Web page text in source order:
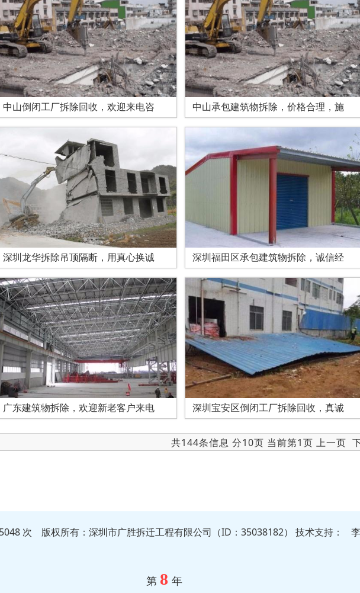
中山倒闭工厂拆除回收，欢迎来电咨 中山承包建筑物拆除，价格合理，施
深圳龙华拆除吊顶隔断，用真心换诚 深圳福田区承包建筑物拆除，诚信经
广东建筑物拆除，欢迎新老客户来电 深圳宝安区倒闭工厂拆除回收，真诚
共144条信息 分10页 当前第1页 上一页
次 版权所有：深圳市广胜拆迁工程有限公司（ID：35038182） 技术支持 ：
第 8 年